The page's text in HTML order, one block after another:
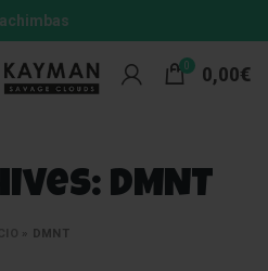
0 0,00€
DMNT
» DMNT